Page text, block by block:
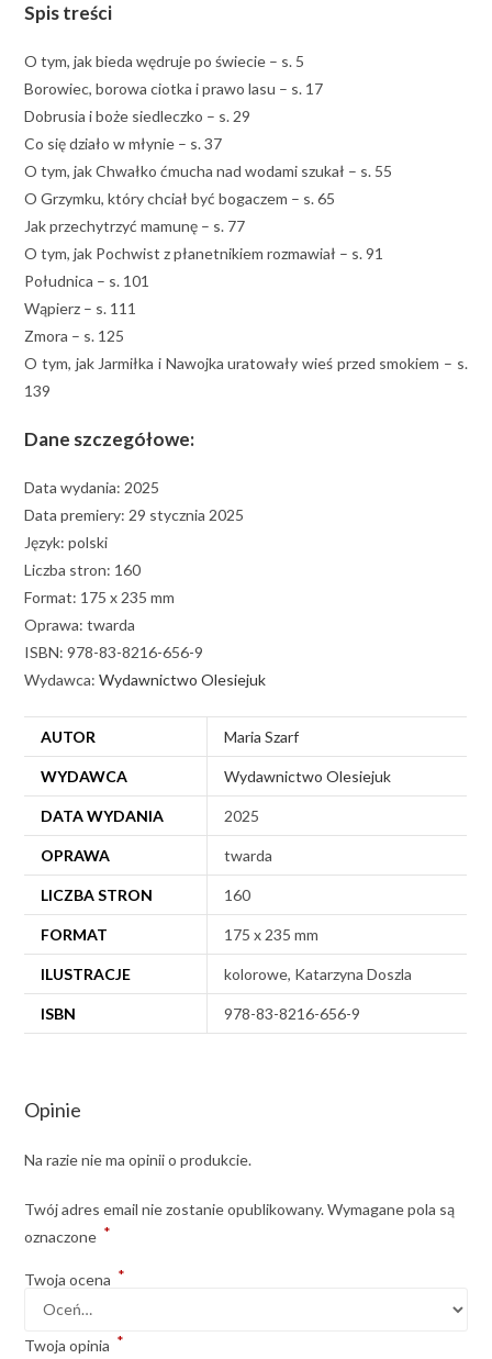
Spis treści
O tym, jak bieda wędruje po świecie – s. 5
Borowiec, borowa ciotka i prawo lasu – s. 17
Dobrusia i boże siedleczko – s. 29
Co się działo w młynie – s. 37
O tym, jak Chwałko ćmucha nad wodami szukał – s. 55
O Grzymku, który chciał być bogaczem – s. 65
Jak przechytrzyć mamunę – s. 77
O tym, jak Pochwist z płanetnikiem rozmawiał – s. 91
Południca – s. 101
Wąpierz – s. 111
Zmora – s. 125
O tym, jak Jarmiłka i Nawojka uratowały wieś przed smokiem – s.
139
Dane szczegółowe:
Data wydania: 2025
Data premiery: 29 stycznia 2025
Język: polski
Liczba stron: 160
Format: 175 x 235 mm
Oprawa: twarda
ISBN: 978-83-8216-656-9
Wydawca:Wydawnictwo Olesiejuk
AUTOR Maria Szarf
WYDAWCA Wydawnictwo Olesiejuk
DATA WYDANIA 2025
OPRAWA twarda
LICZBA STRON 160
FORMAT 175 x 235 mm
ILUSTRACJE kolorowe, Katarzyna Doszla
ISBN 978-83-8216-656-9
Opinie
Na razie nie ma opinii o produkcie.
Twój adres email nie zostanie opublikowany. Wymagane pola są
oznaczone *
Twoja ocena *
Twoja opinia *